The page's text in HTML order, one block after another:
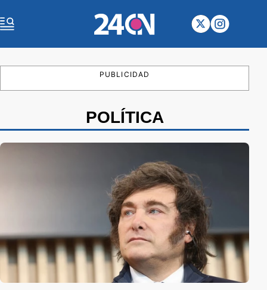
PUBLICIDAD
POLÍTICA